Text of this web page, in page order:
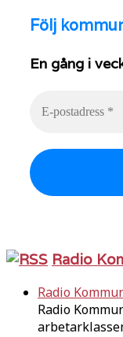
Följ
En gång i
Radio
Radio
Radio